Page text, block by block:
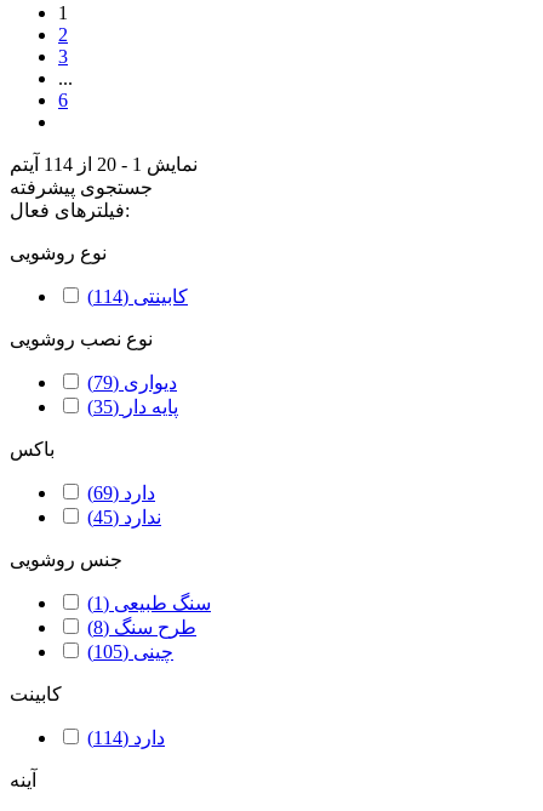
1
2
3
...
6
نمایش 1 - 20 از 114 آیتم
جستجوی پیشرفته
فیلترهای فعال:
نوع روشویی
کابینتی (114)
نوع نصب روشویی
دیواری (79)
پایه دار (35)
باکس
دارد (69)
ندارد (45)
جنس روشویی
سنگ طبیعی (1)
طرح سنگ (8)
چینی (105)
کابینت
دارد (114)
آینه